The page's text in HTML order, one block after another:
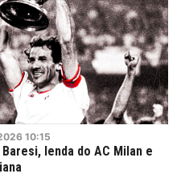
10:15
lenda do AC Milan e